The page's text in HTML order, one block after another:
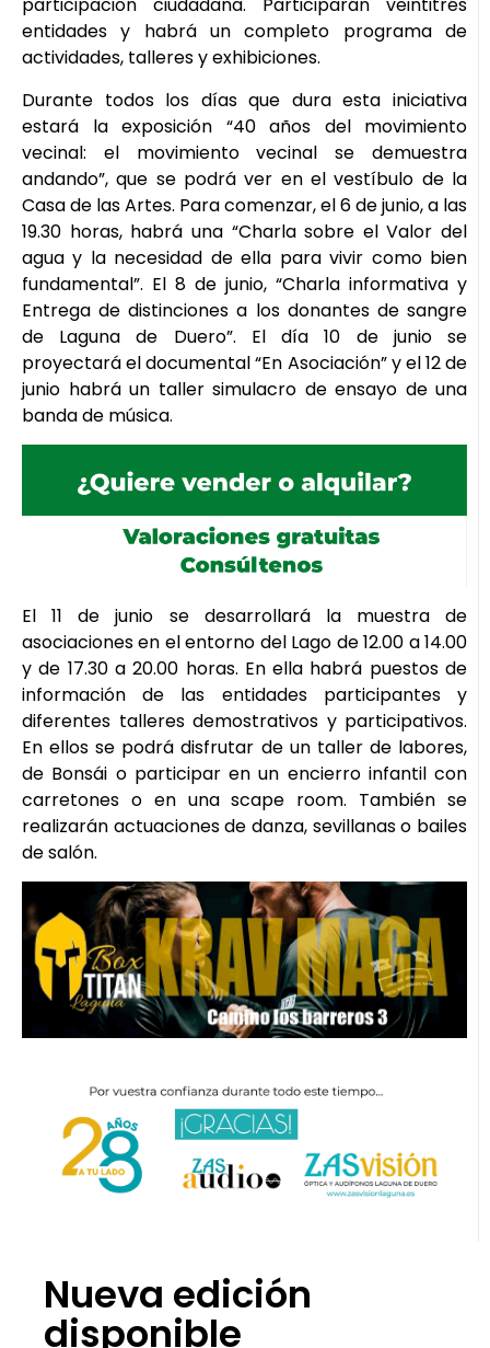
participación ciudadana. Participarán veintitrés
entidades y habrá un completo programa de
actividades, talleres y exhibiciones.
Durante todos los días que dura esta iniciativa
estará la exposición “40 años del movimiento
vecinal: el movimiento vecinal se demuestra
andando”, que se podrá ver en el vestíbulo de la
Casa de las Artes. Para comenzar, el 6 de junio, a las
19.30 horas, habrá una “Charla sobre el Valor del
agua y la necesidad de ella para vivir como bien
fundamental”. El 8 de junio, “Charla informativa y
Entrega de distinciones a los donantes de sangre
de Laguna de Duero”. El día 10 de junio se
proyectará el documental “En Asociación” y el 12 de
junio habrá un taller simulacro de ensayo de una
banda de música.
El 11 de junio se desarrollará la muestra de
asociaciones en el entorno del Lago de 12.00 a 14.00
y de 17.30 a 20.00 horas. En ella habrá puestos de
información de las entidades participantes y
diferentes talleres demostrativos y participativos.
En ellos se podrá disfrutar de un taller de labores,
de Bonsái o participar en un encierro infantil con
carretones o en una scape room. También se
realizarán actuaciones de danza, sevillanas o bailes
de salón.
Nueva edición
disponible